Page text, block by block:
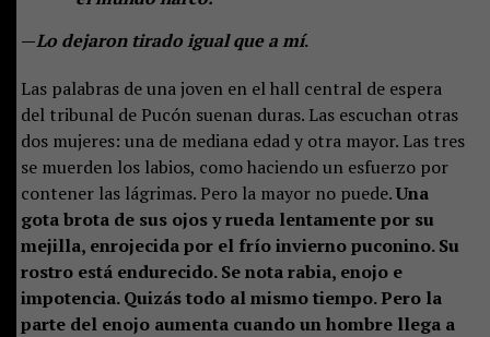
—Lo dejaron tirado igual que a mí.
Las palabras de una joven en el hall central de espera
del tribunal de Pucón suenan duras. Las escuchan otras
dos mujeres: una de mediana edad y otra mayor. Las tres
se muerden los labios, como haciendo un esfuerzo por
contener las lágrimas. Pero la mayor no puede.Una
gota brota de sus ojos y rueda lentamente por su
mejilla, enrojecida por el frío invierno puconino. Su
rostro está endurecido. Se nota rabia, enojo e
impotencia. Quizás todo al mismo tiempo. Pero la
parte del enojo aumenta cuando un hombre llega a